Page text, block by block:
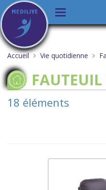
Aller
au
contenu
Basculer
la
Vous
êtes
ici :
Accueil Vie quotidienne
FAUTEUIL
18 éléments